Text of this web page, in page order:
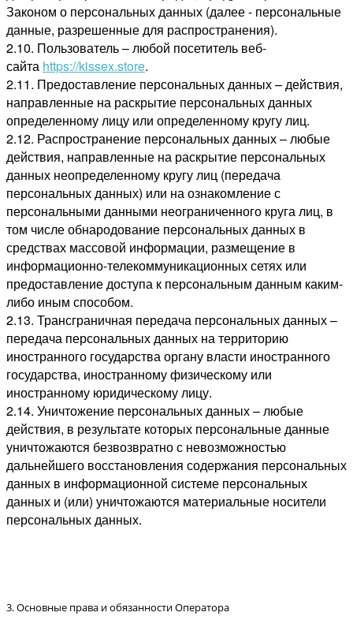
Законом о персональных данных (далее - персональные
данные, разрешенные для распространения).
2.10. Пользователь – любой посетитель веб-
сайта https://kissex.store.
2.11. Предоставление персональных данных – действия,
направленные на раскрытие персональных данных
определенному лицу или определенному кругу лиц.
2.12. Распространение персональных данных – любые
действия, направленные на раскрытие персональных
данных неопределенному кругу лиц (передача
персональных данных) или на ознакомление с
персональными данными неограниченного круга лиц, в
том числе обнародование персональных данных в
средствах массовой информации, размещение в
информационно-телекоммуникационных сетях или
предоставление доступа к персональным данным каким-
либо иным способом.
2.13. Трансграничная передача персональных данных –
передача персональных данных на территорию
иностранного государства органу власти иностранного
государства, иностранному физическому или
иностранному юридическому лицу.
2.14. Уничтожение персональных данных – любые
действия, в результате которых персональные данные
уничтожаются безвозвратно с невозможностью
дальнейшего восстановления содержания персональных
данных в информационной системе персональных
данных и (или) уничтожаются материальные носители
персональных данных.
3. Основные права и обязанности Оператора